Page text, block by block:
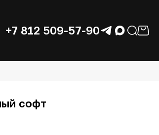
+7 812 509-57-90
софт